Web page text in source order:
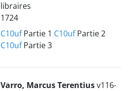
libraires
1724
C10ufPartie 1 C10ufPartie 2
C10ufPartie 3
Varro, Marcus Terentiusv116-